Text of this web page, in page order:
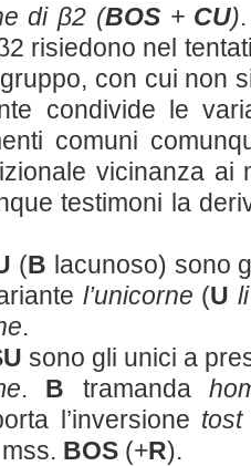
di β2 (BOS+ CU)
risiedono nel
con cui non
condivide le
comuni
vicinanza ai
testimoni la
(B lacunoso) sono
l’unicorne (U
.
sono gli unici a
. B tramanda
l’inversione
BOS (+R).